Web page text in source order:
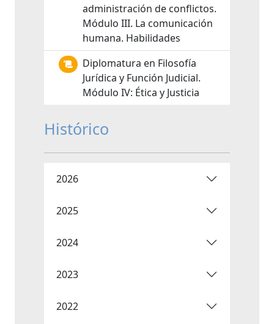
administración de conflictos.
Módulo III. La comunicación
humana. Habilidades
Diplomatura en Filosofía
Jurídica y Función Judicial.
Módulo IV: Ética y Justicia
Histórico
2026
2025
2024
2023
2022